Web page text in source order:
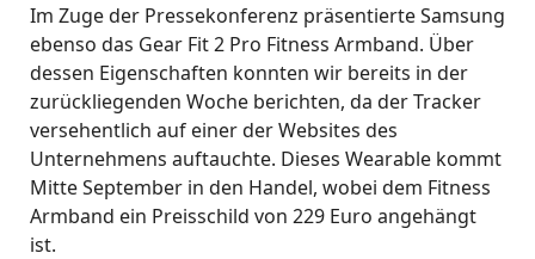
Im Zuge der Pressekonferenz präsentierte Samsung
ebenso das Gear Fit 2 Pro Fitness Armband. Über
dessen Eigenschaften konnten wir bereits in der
zurückliegenden Woche berichten, da der Tracker
versehentlich auf einer der Websites des
Unternehmens auftauchte. Dieses Wearable kommt
Mitte September in den Handel, wobei dem Fitness
Armband ein Preisschild von 229 Euro angehängt
ist.